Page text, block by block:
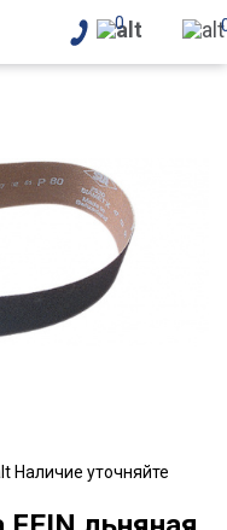
0
Наличие уточняйте